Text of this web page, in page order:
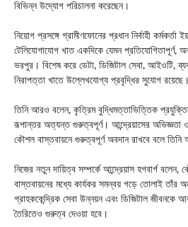
বিভিন্ন উদ্যোগ পরিচালনা করেছেন।
নিয়োগ প্রসঙ্গে গ্রামীণফোনের প্রধান নির্বাহী কর্মকর্তা
টেলিযোগাযোগ খাত একদিকে যেমন প্রতিযোগিতাপূর্ণ,
ভরপুর। বিশেষ করে ডেটা, ডিজিটাল সেবা, আইওটি,
নিরাপত্তা খাতে উল্লেখযোগ্য প্রবৃদ্ধির সুযোগ রয়েছে।
তিনি আরও বলেন, কৃত্রিম বুদ্ধিমত্তাভিত্তিক
রূপান্তর অত্যন্ত গুরুত্বপূর্ণ। আন্দ্রেয়াসের অভিজ্ঞতা
কৌশল বাস্তবায়নে গুরুত্বপূর্ণ অবদান রাখবে বলে
নিজের নতুন দায়িত্ব সম্পর্কে আন্দ্রেয়াস হগবার্গ বলেন,
বাস্তবায়নের মধ্যে কার্যকর সমন্বয় গড়ে তোলাই তাঁর
গ্রাহককেন্দ্রিক সেবা উন্নয়ন এবং ডিজিটাল জীবনকে
তৈরিতেও গুরুত্ব দেওয়া হবে।